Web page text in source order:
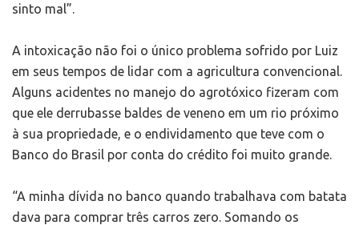
sinto mal”.
A intoxicação não foi o único problema sofrido por Luiz
em seus tempos de lidar com a agricultura convencional.
Alguns acidentes no manejo do agrotóxico fizeram com
que ele derrubasse baldes de veneno em um rio próximo
à sua propriedade, e o endividamento que teve com o
Banco do Brasil por conta do crédito foi muito grande.
“A minha dívida no banco quando trabalhava com batata
dava para comprar três carros zero. Somando os